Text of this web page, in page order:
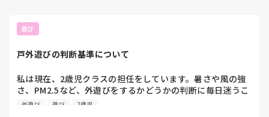
す。先生はお客さん役や店長役として座った
ままでも関わりやすいですよ。
シャボン玉研究所は、「研究員」になって
「どうしたら大きくなるかな？」と試行錯誤
きくなったと思う？」と問いかけるだけで、
子どもたちの探究心がぐんぐん広がります。
年長さんが年少さんに教えてあげる場面も自
遊び
戸外遊びの判断基準について
私は現在、2歳児クラスの担任をしています。暑さや風の強
さ、PM2.5など、外遊びをするかどうかの判断に毎日迷うこ
とがあります。園として基準はあるものの、現場での最終判
外遊び 遊び 2歳児